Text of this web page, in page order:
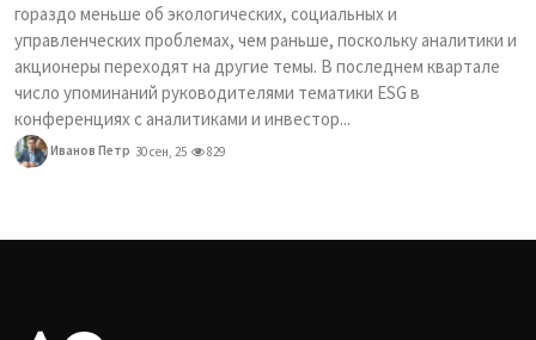
гораздо меньше об экологических, социальных и
управленческих проблемах, чем раньше, поскольку аналитики и
акционеры переходят на другие темы. В последнем квартале
число упоминаний руководителями тематики ESG в
конференциях с аналитиками и инвестор...
Иванов Петр 30 сен, 25 829